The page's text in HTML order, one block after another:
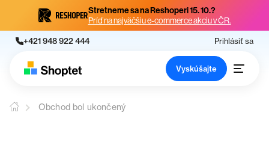
Stretneme sa na Reshoperi 15. 10.?
Príď na najväčšiu e-commerce akciu v ČR.
+421 948 922 444 Prihlásiť sa
Vyskúšajte
Obchod bol ukončený